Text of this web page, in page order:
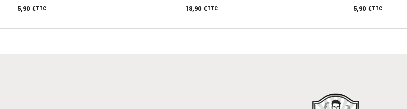
5,90 €TTC
produit
18,90 €TTC 5,90 €TTC
produit